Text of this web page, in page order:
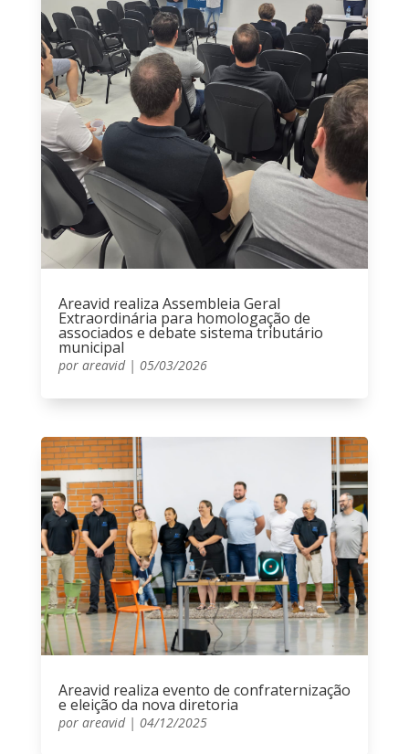
Areavid realiza Assembleia Geral
Extraordinária para homologação de
associados e debate sistema tributário
municipal
por areavid| 05/03/2026
Areavid realiza evento de confraternização
e eleição da nova diretoria
por areavid| 04/12/2025